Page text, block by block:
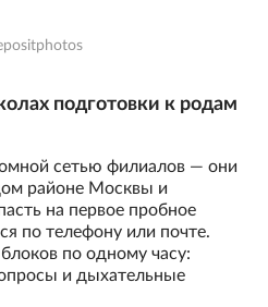
подготовки к родам
сетью филиалов — они
районе Москвы и
на первое пробное
по телефону или почте.
по одному часу:
и дыхательные